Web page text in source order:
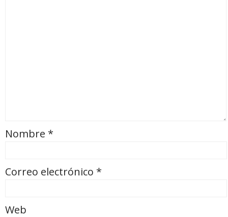
Nombre *
Correo electrónico *
Web